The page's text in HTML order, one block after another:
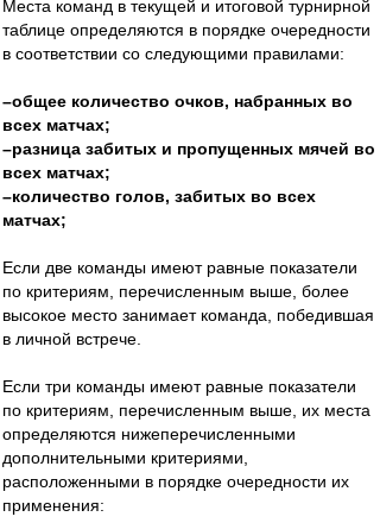
Места команд в текущей и итоговой турнирной
таблице определяются в порядке очередности
в соответствии со следующими правилами:
–общее количество очков, набранных во
всех матчах;
–разница забитых и пропущенных мячей во
всех матчах;
–количество голов, забитых во всех
матчах;
Если две команды имеют равные показатели
по критериям, перечисленным выше, более
высокое место занимает команда, победившая
в личной встрече.
Если три команды имеют равные показатели
по критериям, перечисленным выше, их места
определяются нижеперечисленными
дополнительными критериями,
расположенными в порядке очередности их
применения: